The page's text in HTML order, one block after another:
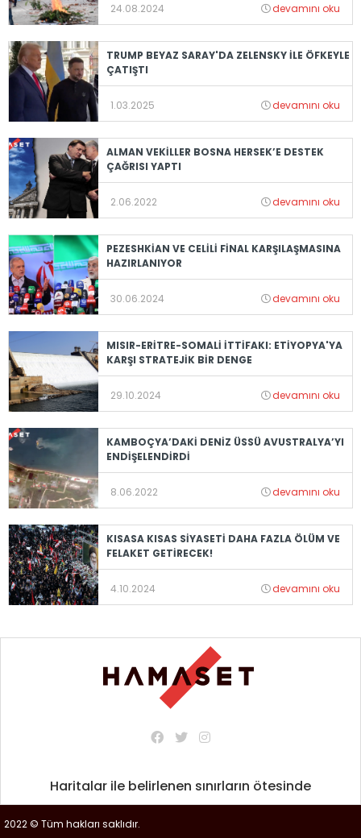
24.08.2024 devamını oku
TRUMP BEYAZ SARAY'DA ZELENSKY İLE ÖFKEYLE
ÇATIŞTI
1.03.2025 devamını oku
ALMAN VEKİLLER BOSNA HERSEK’E DESTEK
ÇAĞRISI YAPTI
2.06.2022 devamını oku
PEZESHKİAN VE CELİLİ FİNAL KARŞILAŞMASINA
HAZIRLANIYOR
30.06.2024 devamını oku
MISIR-ERİTRE-SOMALİ İTTİFAKI: ETİYOPYA'YA
KARŞI STRATEJİK BİR DENGE
29.10.2024 devamını oku
KAMBOÇYA’DAKİ DENİZ ÜSSÜ AVUSTRALYA’YI
ENDİŞELENDİRDİ
8.06.2022 devamını oku
KISASA KISAS SİYASETİ DAHA FAZLA ÖLÜM VE
FELAKET GETİRECEK!
4.10.2024 devamını oku
Haritalar ile belirlenen sınırların ötesinde
2022 © Tüm hakları saklıdır.